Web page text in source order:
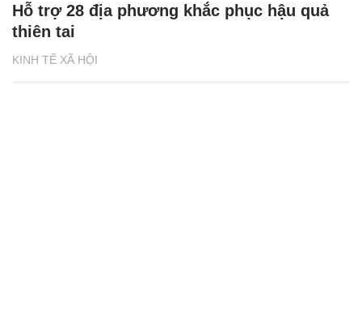
KINH TẾ XÃ HỘI
Hỗ trợ 28 địa phương khắc phục hậu quả
thiên tai